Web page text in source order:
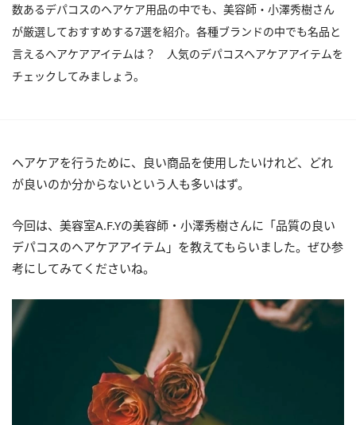
数あるデパコスのヘアケア用品の中でも、美容師・小澤秀樹さん
が厳選しておすすめする7選を紹介。各種ブランドの中でも名品と
言えるヘアケアアイテムは？ 人気のデパコスヘアケアアイテムを
チェックしてみましょう。
ヘアケアを行うために、良い商品を使用したいけれど、どれ
が良いのか分からないという人も多いはず。
今回は、美容室A.F.Yの美容師・小澤秀樹さんに「品質の良い
デパコスのヘアケアアイテム」を教えてもらいました。ぜひ参
考にしてみてくださいね。